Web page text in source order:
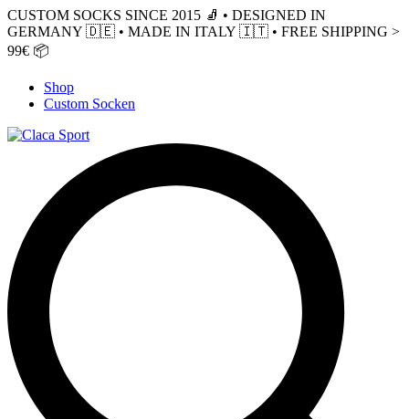
CUSTOM SOCKS SINCE 2015 🧦 • DESIGNED IN
GERMANY 🇩🇪 • MADE IN ITALY 🇮🇹 • FREE SHIPPING >
99€ 📦
Shop
Custom Socken